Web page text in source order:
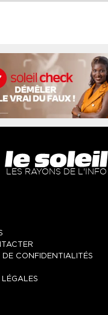
LES RAYONS DE L'INFO
DE CONFIDENTIALITÉS